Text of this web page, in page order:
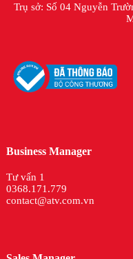
Trụ sở: Số 04 Nguyễn
Business Manager
Tư vấn 1
0368.171.779
contact@atv.com.vn